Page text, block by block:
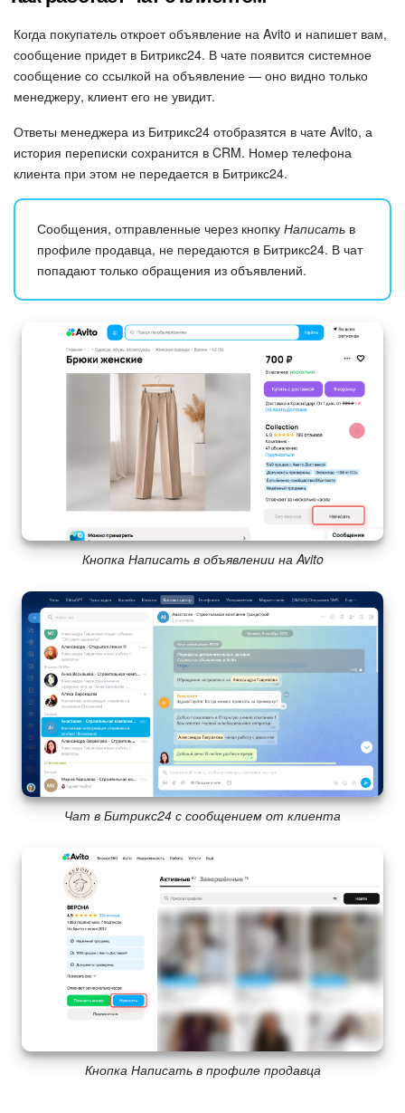
Когда покупатель откроет объявление на Avito и напишет вам,
сообщение придет в Битрикс24. В чате появится системное
сообщение со ссылкой на объявление — оно видно только
менеджеру, клиент его не увидит.
Ответы менеджера из Битрикс24 отобразятся в чате Avito, а
история переписки сохранится в CRM. Номер телефона
клиента при этом не передается в Битрикс24.
Сообщения, отправленные через кнопку Написать в
профиле продавца, не передаются в Битрикс24. В чат
попадают только обращения из объявлений.
Кнопка Написать в объявлении на Avito
Чат в Битрикс24 с сообщением от клиента
Кнопка Написать в профиле продавца